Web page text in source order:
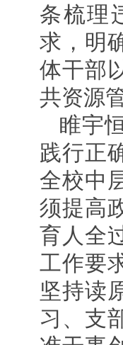
条梳理
求，明
体干部
共资源
睢宇
践行正
全校中
须提高
育人全
工作要
坚持读
习、支